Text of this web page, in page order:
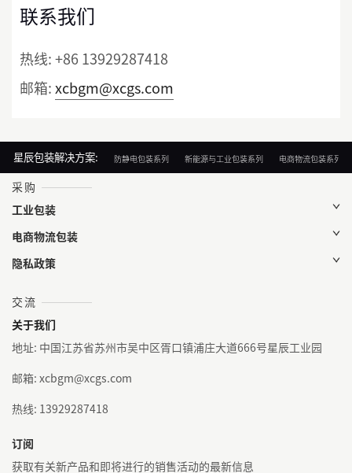
联系我们
热线:+86 13929287418
邮箱:xcbgm@xcgs.com
星辰包装解决方案: 防静电包装系列 新能源与工业包装系列 电商物流包装系列
采购
工业包装
电商物流包装
隐私政策
交流
关于我们
地址: 中国江苏省苏州市吴中区胥口镇浦庄大道666号星辰工业园
邮箱: xcbgm@xcgs.com
热线: 13929287418
订阅
获取有关新产品和即将进行的销售活动的最新信息